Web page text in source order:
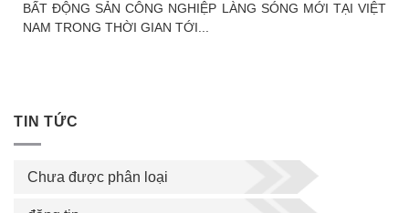
TIN TỨC
Chưa được phân loại
BẤT ĐỘNG SẢN CÔNG NGHIỆP LÀNG SÓNG MỚI TẠI VIỆT
NAM TRONG THỜI GIAN TỚI...